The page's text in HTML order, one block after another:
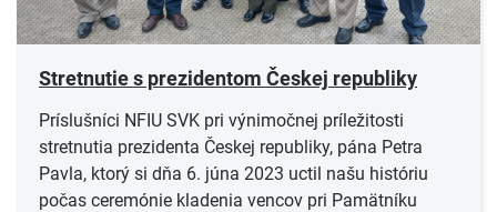
Stretnutie s prezidentom Českej republiky
Príslušníci NFIU SVK pri výnimočnej príležitosti
stretnutia prezidenta Českej republiky, pána Petra
Pavla, ktorý si dňa 6. júna 2023 uctil našu históriu
počas ceremónie kladenia vencov pri Pamätníku